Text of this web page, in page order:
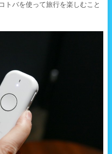
トバを使って旅行を楽しむこと